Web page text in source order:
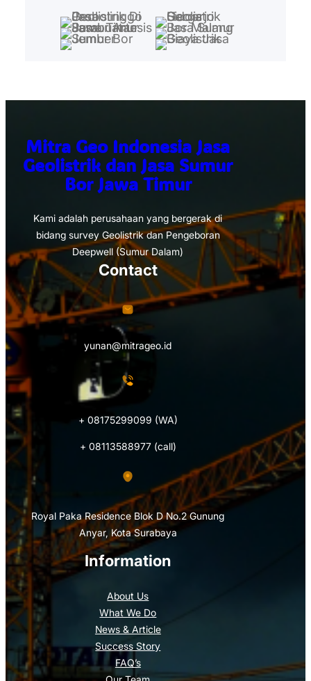
Mitra Geo Indonesia Jasa
Geolistrik dan Jasa Sumur
Bor Jawa Timur
Kami adalah perusahaan yang bergerak di
bidang survey Geolistrik dan Pengeboran
Deepwell (Sumur Dalam)
Information
About Us
What We Do
News & Article
Success Story
FAQ’s
Contact
yunan@mitrageo.id
+ 08175299099 (WA)
+ 08113588977 (call)
Royal Paka Residence Blok D No.2 Gunung
Anyar, Kota Surabaya